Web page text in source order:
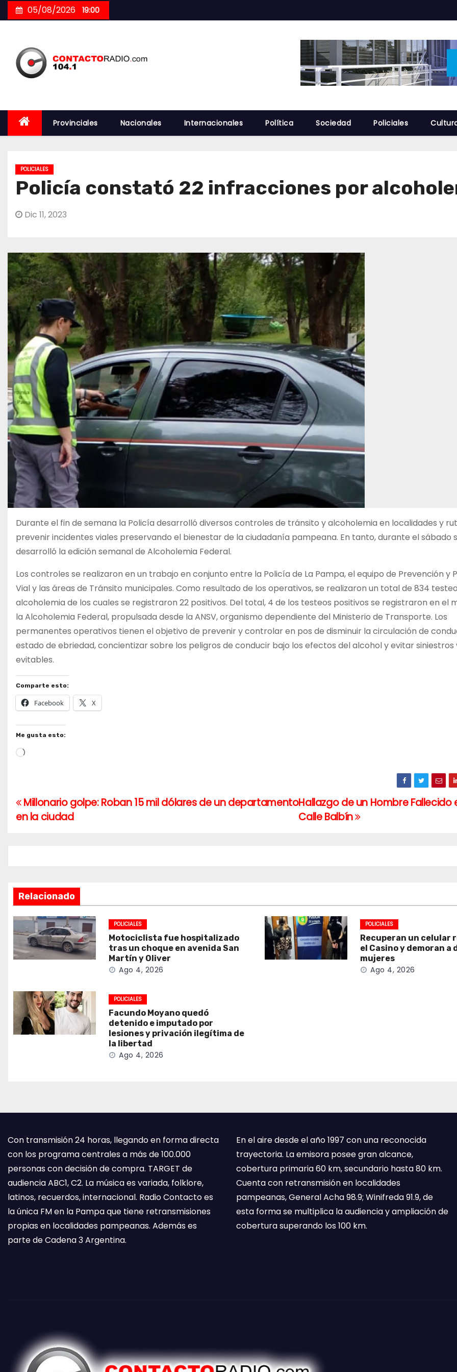
to
05/08/2026 19:00
Provinciales Nacionales Internacionales Política Sociedad Policiales
POLICIALES
Policía constató 22 infracciones por
Dic 11, 2023
Durante el fin de semana la Policía desarrolló diversos controles de tránsito y alcoholemia en localidades y
prevenir incidentes viales preservando el bienestar de la ciudadanía pampeana. En tanto, durante el sábado
desarrolló la edición semanal de Alcoholemia Federal.
Los controles se realizaron en un trabajo en conjunto entre la Policía de La Pampa, el equipo de Prevención y
Vial y las áreas de Tránsito municipales. Como resultado de los operativos, se realizaron un total de 834
alcoholemia de los cuales se registraron 22 positivos. Del total, 4 de los testeos positivos se registraron en el
la Alcoholemia Federal, propulsada desde la ANSV, organismo dependiente del Ministerio de Transporte. Los
permanentes operativos tienen el objetivo de prevenir y controlar en pos de disminuir la circulación de
estado de ebriedad, concientizar sobre los peligros de conducir bajo los efectos del alcohol y evitar siniestros
evitables.
Comparte esto:
Facebook X
Me gusta esto:
Cargando...
Navegación
de
Hallazgo de un Hombre Fallecido
Calle Balbín
Millonario golpe: Roban 15 mil dólares de un departamento
en la ciudad
Relacionado
POLICIALES
Motociclista fue hospitalizado
tras un choque en avenida San
Martín y Oliver
Ago 4, 2026
POLICIALES
Recuperan un celular
el Casino y demoran a
mujeres
Ago 4, 2026
POLICIALES
Facundo Moyano quedó
detenido e imputado por
lesiones y privación ilegítima de
la libertad
Ago 4, 2026
Con transmisión 24 horas, llegando en forma directa
con los programa centrales a más de 100.000
personas con decisión de compra. TARGET de
audiencia ABC1, C2. La música es variada, folklore,
latinos, recuerdos, internacional. Radio Contacto es
la única FM en la Pampa que tiene retransmisiones
propias en localidades pampeanas. Además es
parte de Cadena 3 Argentina.
En el aire desde el año 1997 con una reconocida
trayectoria. La emisora posee gran alcance,
cobertura primaria 60 km, secundario hasta 80 km.
Cuenta con retransmisión en localidades
pampeanas, General Acha 98.9; Winifreda 91.9, de
esta forma se multiplica la audiencia y ampliación de
cobertura superando los 100 km.